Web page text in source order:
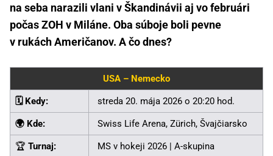
na seba narazili vlani v Škandinávii aj vo februári
počas ZOH v Miláne. Oba súboje boli pevne
v rukách Američanov. A čo dnes?
USA – Nemecko
🗓️ Kedy: streda 20. mája 2026 o 20:20 hod.
🌍 Kde: Swiss Life Arena, Zürich, Švajčiarsko
🏆 Turnaj: MS v hokeji 2026 | A-skupina